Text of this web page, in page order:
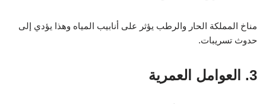
مناخ المملكة الحار والرطب يؤثر على أنابيب المياه وهذا يؤدي إلى
حدوث تسريبات.
3. العوامل العمرية